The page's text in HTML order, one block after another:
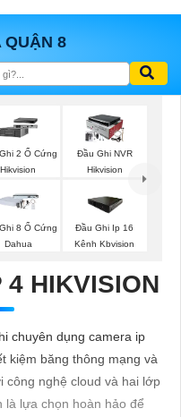
QUẬN 8
2 Ổ Cứng
Hikvision
Đầu Ghi NVR
Hikvision
8 Ổ Cứng
Dahua
Đầu Ghi Ip 16
Kênh Kbvision
HIKVISION
chuyên dụng camera ip
kiệm băng thông mạng và
công nghệ cloud và hai lớp
là lựa chọn hoàn hảo để